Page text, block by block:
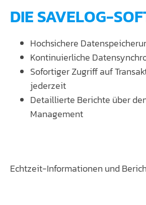
DIE SAVELOG-
Hochsichere
Kontinuierliche
Sofortiger Zugriff auf
jederzeit
Detaillierte Berichte über
Management
Echtzeit-Informationen und